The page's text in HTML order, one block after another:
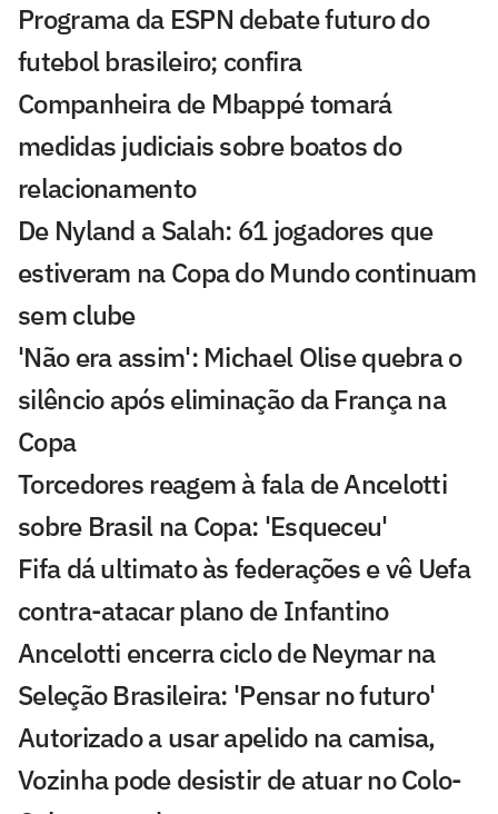
Programa da ESPN debate futuro do
futebol brasileiro; confira
Companheira de Mbappé tomará
medidas judiciais sobre boatos do
relacionamento
De Nyland a Salah: 61 jogadores que
estiveram na Copa do Mundo continuam
sem clube
'Não era assim': Michael Olise quebra o
silêncio após eliminação da França na
Copa
Torcedores reagem à fala de Ancelotti
sobre Brasil na Copa: 'Esqueceu'
Fifa dá ultimato às federações e vê Uefa
contra-atacar plano de Infantino
Ancelotti encerra ciclo de Neymar na
Seleção Brasileira: 'Pensar no futuro'
Autorizado a usar apelido na camisa,
Vozinha pode desistir de atuar no Colo-